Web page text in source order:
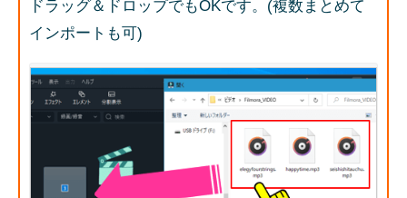
ドラッグ＆ドロップでもOKです。(複数まとめて
インポートも可)